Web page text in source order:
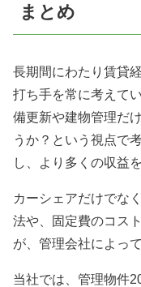
まとめ
長期間にわたり賃貸
打ち手を常に考えて
備更新や建物管理だ
うか？という視点で
し、より多くの収益
カーシェアだけでな
法や、固定費のコス
が、管理会社によっ
当社では、管理物件